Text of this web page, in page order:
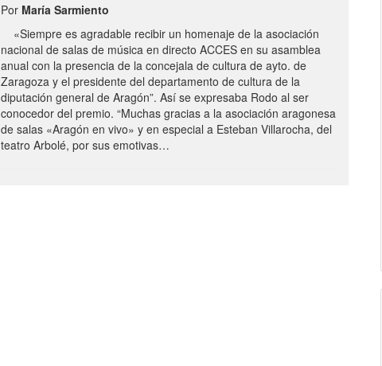
Por María Sarmiento
«Siempre es agradable recibir un homenaje de la asociación
nacional de salas de música en directo ACCES en su asamblea
anual con la presencia de la concejala de cultura de ayto. de
Zaragoza y el presidente del departamento de cultura de la
diputación general de Aragón”. Así se expresaba Rodo al ser
conocedor del premio. “Muchas gracias a la asociación aragonesa
de salas «Aragón en vivo» y en especial a Esteban Villarocha, del
teatro Arbolé, por sus emotivas…